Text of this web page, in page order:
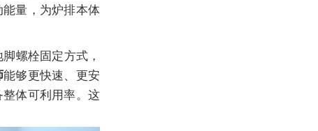
量，为炉排本体
螺栓固定方式，
能够更快速、更安
体可利用率。这